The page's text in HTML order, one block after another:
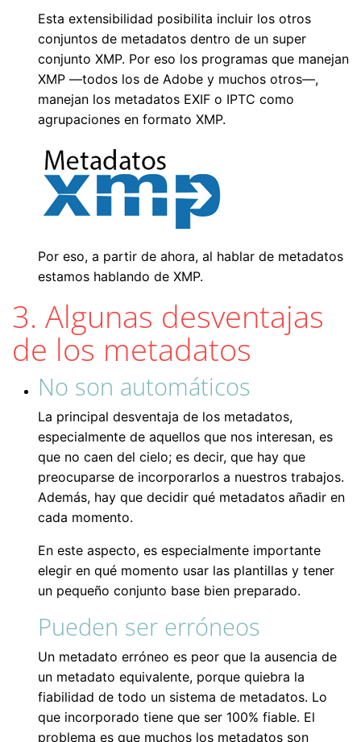
Esta extensibilidad posibilita incluir los otros
conjuntos de metadatos dentro de un super
conjunto XMP. Por eso los programas que manejan
XMP —todos los de Adobe y muchos otros—,
manejan los metadatos EXIF o IPTC como
agrupaciones en formato XMP.
Por eso, a partir de ahora, al hablar de metadatos
estamos hablando de XMP.
3. Algunas desventajas
de los metadatos
No son automáticos
La principal desventaja de los metadatos,
especialmente de aquellos que nos interesan, es
que no caen del cielo; es decir, que hay que
preocuparse de incorporarlos a nuestros trabajos.
Además, hay que decidir qué metadatos añadir en
cada momento.
En este aspecto, es especialmente importante
elegir en qué momento usar las plantillas y tener
un pequeño conjunto base bien preparado.
Pueden ser erróneos
Un metadato erróneo es peor que la ausencia de
un metadato equivalente, porque quiebra la
fiabilidad de todo un sistema de metadatos. Lo
que incorporado tiene que ser 100% fiable. El
problema es que muchos los metadatos son